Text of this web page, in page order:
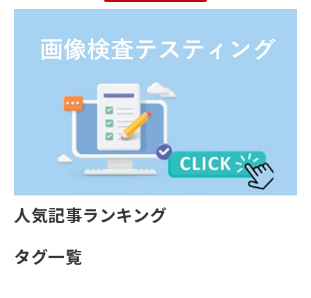
人気記事ランキング
タグ一覧